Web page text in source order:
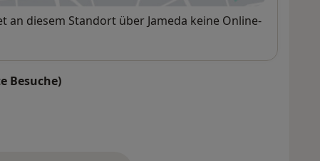
an diesem Standort über Jameda keine Online-
Besuche)